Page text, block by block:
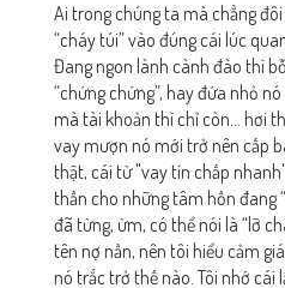
Ai trong chúng ta mà chẳng
“cháy túi” vào đúng cái lúc
Đang ngon lành cành đào thì
“chứng chứng”, hay đứa nhỏ
mà tài khoản thì chỉ còn… hơi
vay mượn nó mới trở nên cấp
thật, cái từ "vay tín chấp
thần cho những tâm hồn đang
đã từng, ừm, có thể nói là “lỡ
tên nợ nần, nên tôi hiểu cảm
nó trắc trở thế nào. Tôi nhớ cái